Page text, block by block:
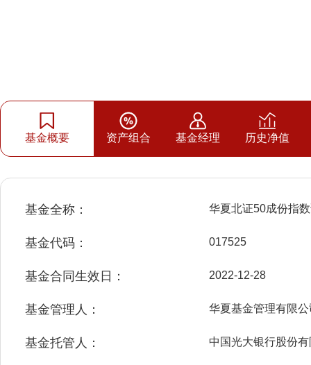
基金概要 资产组合 基金经理 历史净值
基金全称： 华夏北证50成份指
基金代码： 017525
基金合同生效日： 2022-12-28
基金管理人： 华夏基金管理有限公
基金托管人： 中国光大银行股份